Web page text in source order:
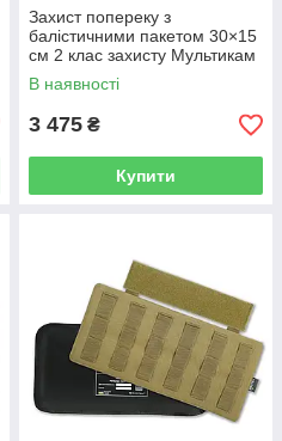
Захист попереку з
балістичними пакетом 30×15
см 2 клас захисту Мультикам
В наявності
3 475 ₴
Купити